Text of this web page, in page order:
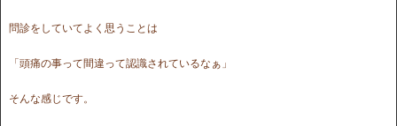
問診をしていてよく思うことは
「頭痛の事って間違って認識されているなぁ」
そんな感じです。